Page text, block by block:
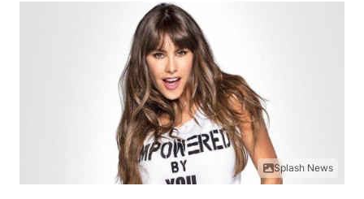
Splash News